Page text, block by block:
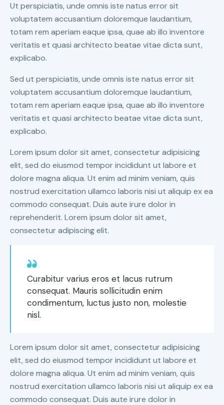
Ut perspiciatis, unde omnis iste natus error sit
voluptatem accusantium doloremque laudantium,
totam rem aperiam eaque ipsa, quae ab illo inventore
veritatis et quasi architecto beatae vitae dicta sunt,
explicabo.
Sed ut perspiciatis, unde omnis iste natus error sit
voluptatem accusantium doloremque laudantium,
totam rem aperiam eaque ipsa, quae ab illo inventore
veritatis et quasi architecto beatae vitae dicta sunt,
explicabo.
Lorem ipsum dolor sit amet, consectetur adipisicing
elit, sed do eiusmod tempor incididunt ut labore et
dolore magna aliqua. Ut enim ad minim veniam, quis
nostrud exercitation ullamco laboris nisi ut aliquip ex ea
commodo consequat. Duis aute irure dolor in
reprehenderit. Lorem ipsum dolor sit amet,
consectetur adipiscing elit.
Curabitur varius eros et lacus rutrum
consequat. Mauris sollicitudin enim
condimentum, luctus justo non, molestie
nisl.
Lorem ipsum dolor sit amet, consectetur adipisicing
elit, sed do eiusmod tempor incididunt ut labore et
dolore magna aliqua. Ut enim ad minim veniam, quis
nostrud exercitation ullamco laboris nisi ut aliquip ex ea
commodo consequat. Duis aute irure dolor in